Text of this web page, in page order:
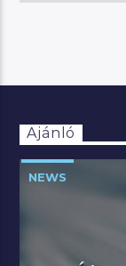
Ajánló
NEWS